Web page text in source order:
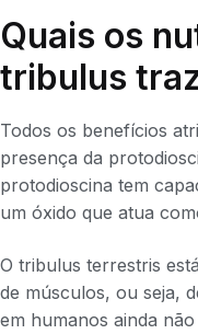
Quais os
tribulus
Todos os benefícios
presença da
protodioscina tem
um óxido que atua
O tribulus terrestris
de músculos, ou seja,
em humanos ainda